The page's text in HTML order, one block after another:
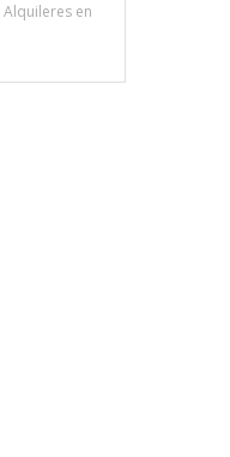
Alquileres en